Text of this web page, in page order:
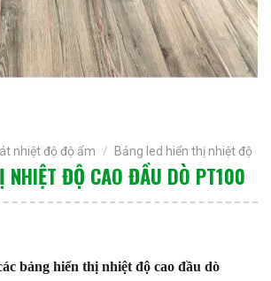
nhiệt độ độ ẩm / Bảng led hiển thị nhiệt độ
NHIỆT ĐỘ CAO ĐẦU DÒ PT100
bảng hiển thị nhiệt độ cao đầu dò